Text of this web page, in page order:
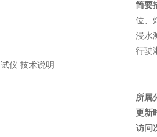
简要
位、
浸水
行驶
所属
更新
访问